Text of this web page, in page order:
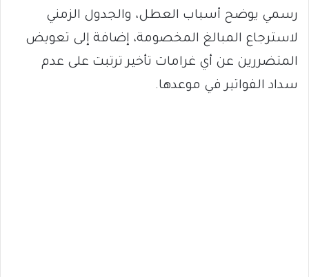
رسمي يوضح أسباب العطل، والجدول الزمني
لاسترجاع المبالغ المخصومة، إضافة إلى تعويض
المتضررين عن أي غرامات تأخير ترتبت على عدم
سداد الفواتير في موعدها.